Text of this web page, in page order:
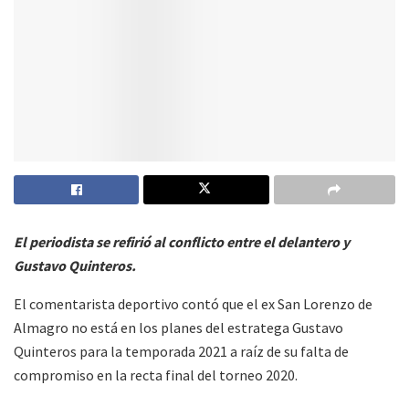
El periodista se refirió al conflicto entre el delantero y
Gustavo Quinteros.
El comentarista deportivo contó que el ex San Lorenzo de
Almagro no está en los planes del estratega Gustavo
Quinteros para la temporada 2021 a raíz de su falta de
compromiso en la recta final del torneo 2020.